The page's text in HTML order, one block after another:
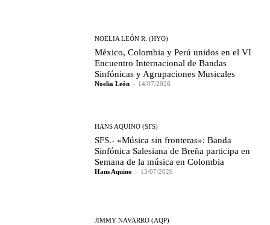
NOELIA LEÓN R. (HYO)
México, Colombia y Perú unidos en el VI
Encuentro Internacional de Bandas
Sinfónicas y Agrupaciones Musicales
Noelia León - 14/07/2026
HANS AQUINO (SFS)
SFS.- «Música sin fronteras»: Banda
Sinfónica Salesiana de Breña participa en
Semana de la música en Colombia
Hans Aquino - 13/07/2026
JIMMY NAVARRO (AQP)